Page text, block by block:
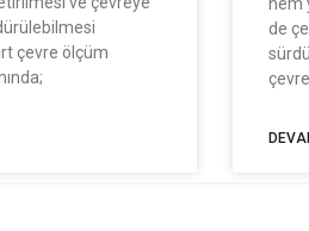
çevre ölçüm
de